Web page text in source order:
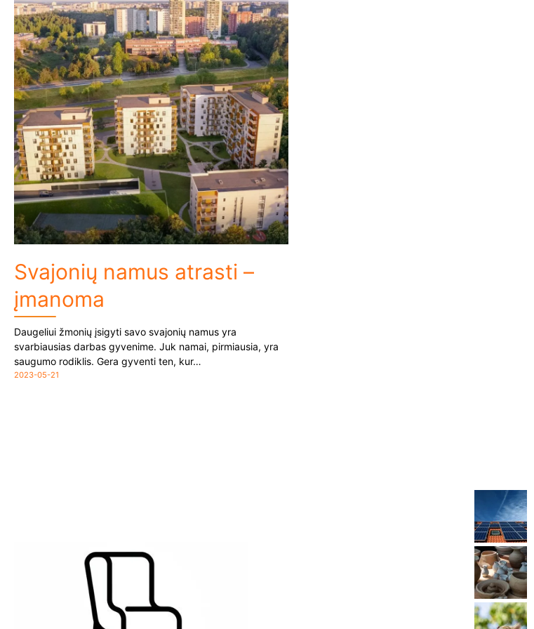
Svajonių namus atrasti –
įmanoma
Daugeliui žmonių įsigyti savo svajonių namus yra
svarbiausias darbas gyvenime. Juk namai, pirmiausia, yra
saugumo rodiklis. Gera gyventi ten, kur…
2023-05-21